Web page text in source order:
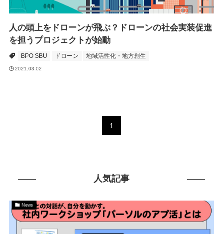
人の頭上をドローンが飛ぶ？ドローンの社会実装促進
を担うプロジェクトが始動
BPO SBU ドローン 地域活性化・地方創生
2021.03.02
1
人気記事
News